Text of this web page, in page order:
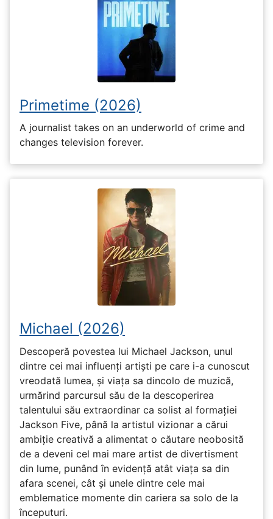
Primetime (2026)
A journalist takes on an underworld of crime and
changes television forever.
Michael (2026)
Descoperă povestea lui Michael Jackson, unul
dintre cei mai influenți artiști pe care i-a cunoscut
vreodată lumea, și viața sa dincolo de muzică,
urmărind parcursul său de la descoperirea
talentului său extraordinar ca solist al formației
Jackson Five, până la artistul vizionar a cărui
ambiție creativă a alimentat o căutare neobosită
de a deveni cel mai mare artist de divertisment
din lume, punând în evidență atât viața sa din
afara scenei, cât și unele dintre cele mai
emblematice momente din cariera sa solo de la
începuturi.